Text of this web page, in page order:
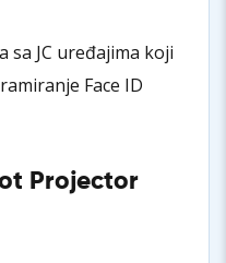
JC uređajima koji
Face ID
Projector